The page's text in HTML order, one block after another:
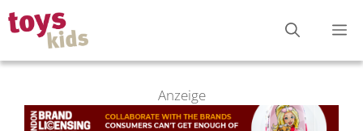
Zum
Inhalt
springen
Anzeige